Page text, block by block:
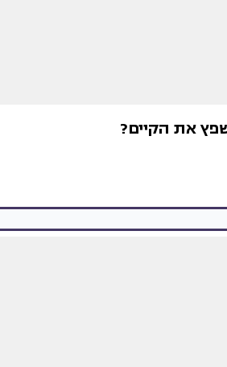
את הקיים?